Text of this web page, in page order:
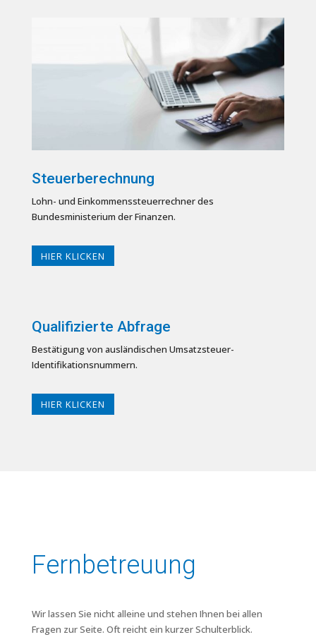
Steuerberechnung
Lohn- und Einkommenssteuerrechner des
Bundesministerium der Finanzen.
HIER KLICKEN
Qualifizierte Abfrage
Bestätigung von ausländischen Umsatzsteuer-
Identifikations­nummern.
HIER KLICKEN
Fernbetreuung
Wir lassen Sie nicht alleine und stehen Ihnen bei allen
Fragen zur Seite. Oft reicht ein kurzer Schulterblick.